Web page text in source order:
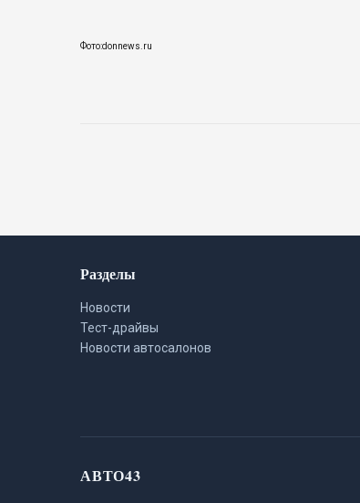
Фото:donnews.ru
Разделы
Новости
Тест-драйвы
Новости автосалонов
АВТО43